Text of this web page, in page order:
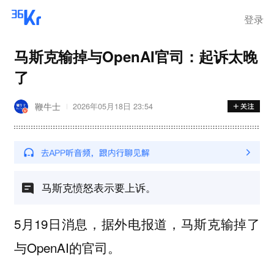
登录
马斯克输掉与OpenAI官司：起诉太晚
了
鞭牛士 2026年05月18日 23:54
马斯克愤怒表示要上诉。
5月19日消息，据外电报道，马斯克输掉了
与OpenAI的官司。